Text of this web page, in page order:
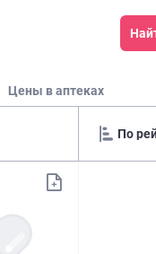
Цены в аптеках